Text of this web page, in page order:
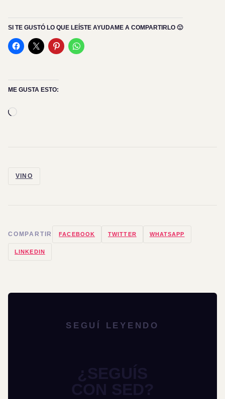
SI TE GUSTÓ LO QUE LEÍSTE AYUDAME A COMPARTIRLO 🙂
ME GUSTA ESTO:
VINO
COMPARTIR FACEBOOK TWITTER WHATSAPP
LINKEDIN
SEGUÍ LEYENDO
¿SEGUÍS
CON SED?